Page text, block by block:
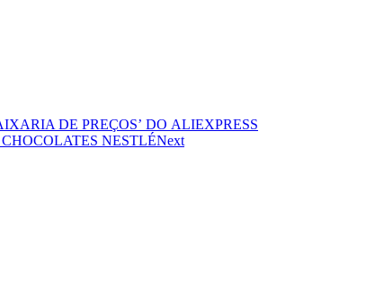
DE PREÇOS’ DO ALIEXPRESS
NESTLÉNext